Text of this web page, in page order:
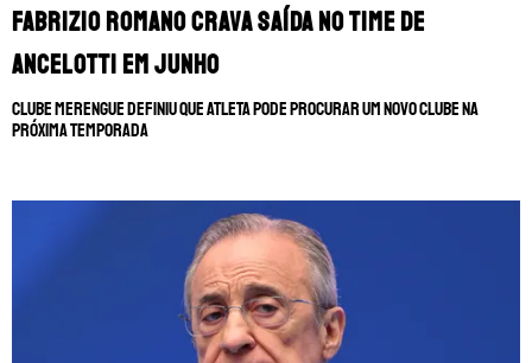
Fabrizio Romano crava saída no time de
Ancelotti em junho
Clube merengue definiu que atleta pode procurar um novo clube na
próxima temporada